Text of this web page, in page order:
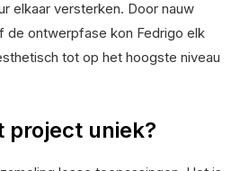
elkaar versterken. Door nauw
de ontwerpfase kon Fedrigo elk
tot op het hoogste niveau
project uniek?